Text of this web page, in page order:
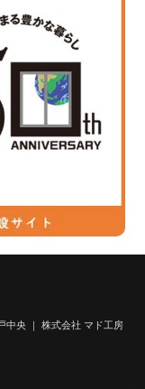
中央 ｜ 株式会社 マド工房